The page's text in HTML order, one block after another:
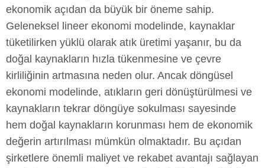
ekonomik açıdan da büyük bir öneme sahip.
Geleneksel lineer ekonomi modelinde, kaynaklar
tüketilirken yüklü olarak atık üretimi yaşanır, bu da
doğal kaynakların hızla tükenmesine ve çevre
kirliliğinin artmasına neden olur. Ancak döngüsel
ekonomi modelinde, atıkların geri dönüştürülmesi ve
kaynakların tekrar döngüye sokulması sayesinde
hem doğal kaynakların korunması hem de ekonomik
değerin artırılması mümkün olmaktadır. Bu açıdan
şirketlere önemli maliyet ve rekabet avantajı sağlayan